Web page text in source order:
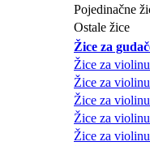
Pojedinačne
Ostale žice
Žice za
Žice za
Žice za
Žice za
Žice za
Žice za